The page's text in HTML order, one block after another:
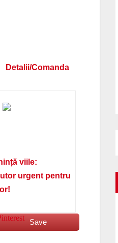
Detalii/Comanda
viile:
urgent pentru
Save